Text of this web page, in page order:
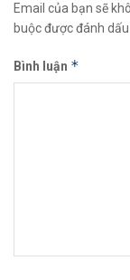
Email của bạn sẽ
buộc được đánh dấu
Bình luận *